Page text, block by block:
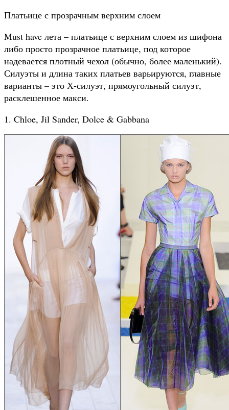
Платьице с прозрачным верхним слоем
Must have лета – платьице с верхним слоем из шифона
либо просто прозрачное платьице, под которое
надевается плотный чехол (обычно, более маленький).
Силуэты и длина таких платьев варьируются, главные
варианты – это Х-силуэт, прямоугольный силуэт,
расклешенное макси.
1. Chloe, Jil Sander, Dolce & Gabbana